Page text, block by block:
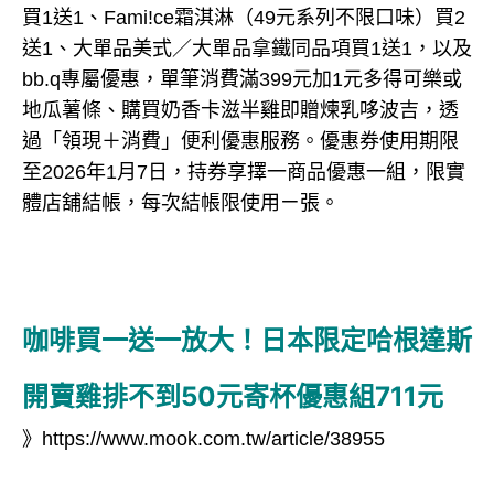
買1送1、Fami!ce霜淇淋（49元系列不限口味）買2
送1、大單品美式／大單品拿鐵同品項買1送1，以及
bb.q專屬優惠，單筆消費滿399元加1元多得可樂或
地瓜薯條、購買奶香卡滋半雞即贈煉乳哆波吉，透
過「領現＋消費」便利優惠服務。優惠券使用期限
至2026年1月7日，持券享擇一商品優惠一組，限實
體店舖結帳，每次結帳限使用ㄧ張。
咖啡買一送一放大！日本限定哈根達斯
開賣雞排不到50元寄杯優惠組711元
》 https://www.mook.com.tw/article/38955